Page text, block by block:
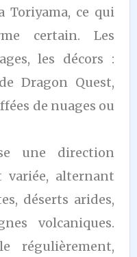
Toriyama, ce qui
certain. Les
les décors :
Dragon Quest,
de nuages ou
une direction
variée, alternant
déserts arides,
volcaniques.
régulièrement,